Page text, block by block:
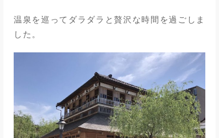
温泉を巡ってダラダラと贅沢な時間を過ごしま
した。